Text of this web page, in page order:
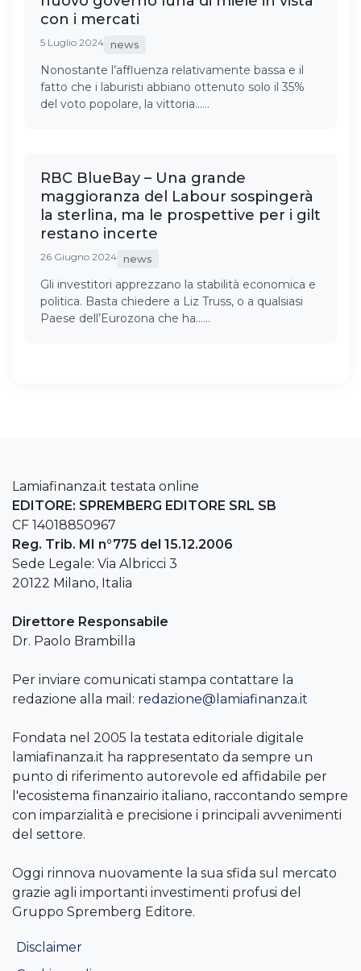
con i mercati
5 Luglio 2024 news
Nonostante l’affluenza relativamente bassa e il
fatto che i laburisti abbiano ottenuto solo il 35%
del voto popolare, la vittoria……
RBC BlueBay – Una grande
maggioranza del Labour sospingerà
la sterlina, ma le prospettive per i gilt
restano incerte
26 Giugno 2024 news
Gli investitori apprezzano la stabilità economica e
politica. Basta chiedere a Liz Truss, o a qualsiasi
Paese dell’Eurozona che ha……
Lamiafinanza.it testata online
EDITORE: SPREMBERG EDITORE SRL SB
CF 14018850967
Reg. Trib. MI n°775 del 15.12.2006
Sede Legale: Via Albricci 3
20122 Milano, Italia
Direttore Responsabile
Dr. Paolo Brambilla
Per inviare comunicati stampa contattare la
redazione alla mail: redazione@lamiafinanza.it
Fondata nel 2005 la testata editoriale digitale
lamiafinanza.it ha rappresentato da sempre un
punto di riferimento autorevole ed affidabile per
l'ecosistema finanzairio italiano, raccontando sempre
con imparzialità e precisione i principali avvenimenti
del settore.
Oggi rinnova nuovamente la sua sfida sul mercato
grazie agli importanti investimenti profusi del
Gruppo Spremberg Editore.
Disclaimer